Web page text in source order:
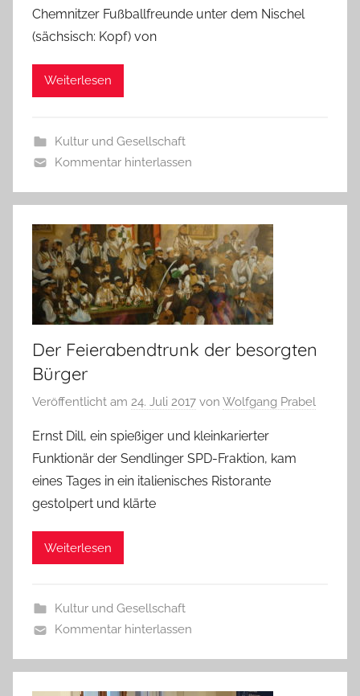
Chemnitzer Fußballfreunde unter dem Nischel
(sächsisch: Kopf) von
Weiterlesen
Kultur und Gesellschaft
Kommentar hinterlassen
Der Feierabendtrunk der besorgten
Bürger
Veröffentlicht am 24. Juli 2017 von Wolfgang Prabel
Ernst Dill, ein spießiger und kleinkarierter
Funktionär der Sendlinger SPD-Fraktion, kam
eines Tages in ein italienisches Ristorante
gestolpert und klärte
Weiterlesen
Kultur und Gesellschaft
Kommentar hinterlassen